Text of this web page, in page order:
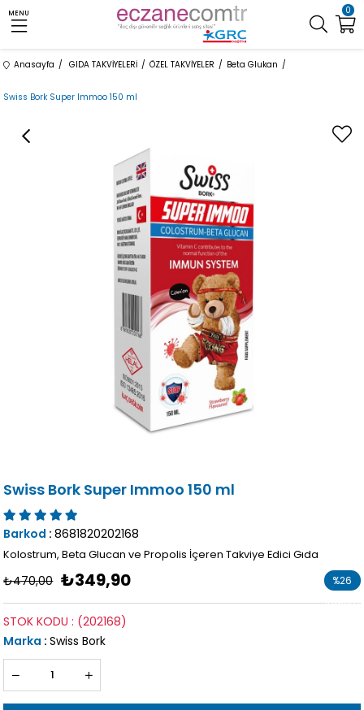
0
MENU
Anasayfa GIDA TAKVİYELERİ ÖZEL TAKVİYELER Beta Glukan
Swiss Bork Super Immoo 150 ml
Swiss Bork Super Immoo 150 ml
Barkod : 8681820202168
Kolostrum, Beta Glucan ve Propolis İçeren Takviye Edici Gıda
₺470,00 ₺349,90 %26
İndirim
(202168)
STOK KODU
Marka : Swiss Bork